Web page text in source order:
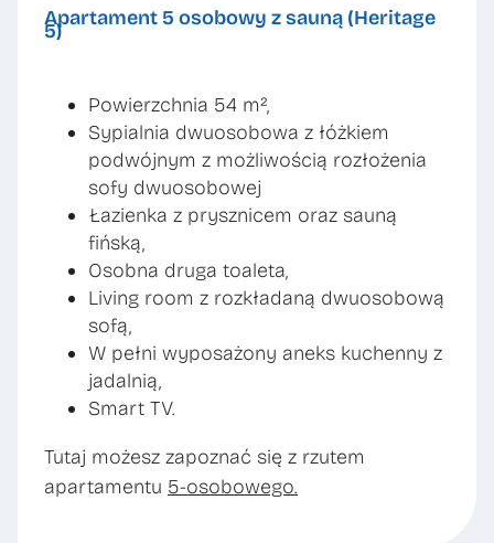
Apartament 5 osobowy z sauną (Heritage
5)
Powierzchnia 54 m²,
Sypialnia dwuosobowa z łóżkiem
podwójnym z możliwością rozłożenia
sofy dwuosobowej
Łazienka z prysznicem oraz sauną
fińską,
Osobna druga toaleta,
Living room z rozkładaną dwuosobową
sofą,
W pełni wyposażony aneks kuchenny z
jadalnią,
Smart TV.
Tutaj możesz zapoznać się z rzutem
apartamentu 5-osobowego.